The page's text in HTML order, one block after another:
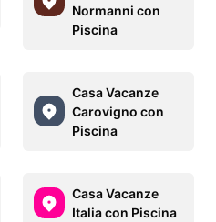
Normanni con
Piscina
Casa Vacanze
Carovigno con
Piscina
Casa Vacanze
Italia con Piscina